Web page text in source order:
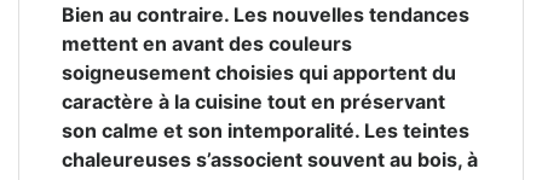
Bien au contraire. Les nouvelles tendances
mettent en avant des couleurs
soigneusement choisies qui apportent du
caractère à la cuisine tout en préservant
son calme et son intemporalité. Les teintes
chaleureuses s’associent souvent au bois, à